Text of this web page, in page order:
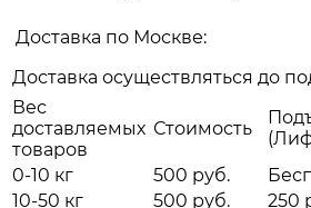
Доставка по Москве:
Доставка осуществляться до
Вес
доставляемых
товаров
Стоимость
0-10 кг
500 руб.
10-50 кг
500 руб. 250